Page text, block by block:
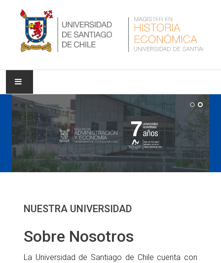
INICIO
NUESTRA UNIVERSIDAD
NUESTRO PROGRAMA
INVESTIGACIÓN
PLAN DE ESTUDIOS
ACADÉMICOS
NUESTRA UNIVERSIDAD
Sobre Nosotros
La Universidad de Santiago de Chile cuenta con